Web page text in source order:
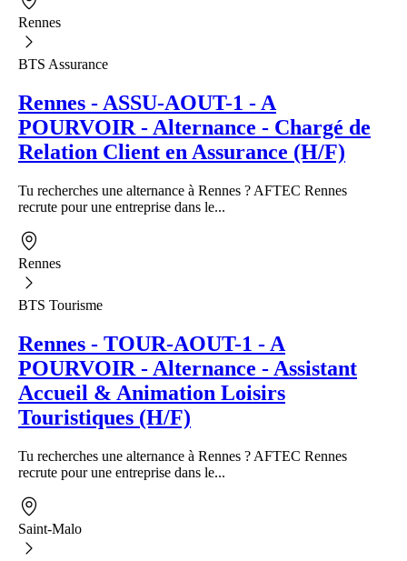
Rennes
BTS Assurance
Rennes - ASSU-AOUT-1 - A
POURVOIR - Alternance - Chargé de
Relation Client en Assurance (H/F)
Tu recherches une alternance à Rennes ? AFTEC Rennes
recrute pour une entreprise dans le...
Rennes
BTS Tourisme
Rennes - TOUR-AOUT-1 - A
POURVOIR - Alternance - Assistant
Accueil & Animation Loisirs
Touristiques (H/F)
Tu recherches une alternance à Rennes ? AFTEC Rennes
recrute pour une entreprise dans le...
Saint-Malo